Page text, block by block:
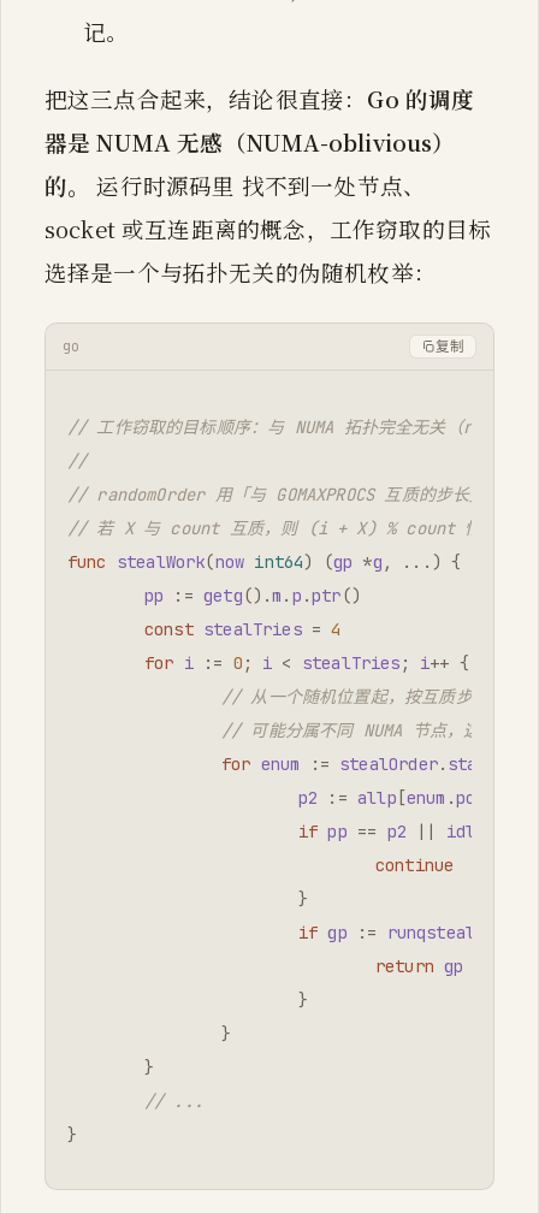
记。
把这三点合起来，结论很直接： Go 的调度
器是 NUMA 无感（NUMA-oblivious）
的。
运行时源码里 找不到一处节点、
socket 或互连距离的概念，工作窃取的目标
选择是一个与拓扑无关的伪随机枚举：
go 复制
// 工作窃取的目标顺序：与 NUMA 拓扑完全无关（
//
// randomOrder 用「与 GOMAXPROCS 互质的步长」在所
// 若 X 与 count 互质，则 (i + X) % count 恰好遍
func
stealWork(now int64) (gp *g , ... ) {
pp
:= getg().m . p .ptr()
const stealTries = 4
for i := 0 ; i < stealTries ; i++ {
// 从一个随机位置起，按互质步长枚
// 可能分属不同 NUMA 节点，这里既不
for enum := stealOrder. start
p2
:= allp [enum .position
if pp == p2 || idlepMask
continue
}
if gp := runqsteal
return gp
}
}
}
// ...
}